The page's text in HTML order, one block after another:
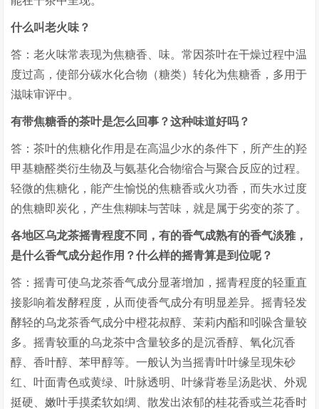
什么叫老火味？
答：老火味常表现为焦糖香、味。常因茶叶在干燥过程中温
度过高，使部分碳水化合物（糖类）转化为焦糖香，多用于
滋味审评中。
有带焦糖香的茶叶是怎么回事？这种味道好吗？
答：茶叶的焦糖化作用是在高温少水的条件下，所产生的羟
甲基糖醛类衍生物及与氨基化合物缩合与聚合反应的过程。
轻微的焦糖化，能产生愉悦的焦糖香或火功香，而失水过度
的焦糖即炭化，产生焦糊味与苦味，就是属于劣变的茶了。
各地区乌龙茶摇青程度不同，有的香气成熟有的香气淡雅，
是什么香气成分起作用？什么样的摇青算是到位呢？
答：摇青可使乌龙茶香气成分显著增加，摇青程度的轻重直
接影响着发酵程度，从而使香气成分有明显差异。摇青轻发
酵轻的乌龙茶香气成分中橙花叔醇、茉莉内酯和吲哚含量较
多。摇青较重的乌龙茶中含量较多的是沉香醇、氧化沉香
醇、香叶醇、苯甲醇等。一般认为当摇青叶叶缘呈现朱砂
红、叶面青色或黄绿、叶脉透明、叶缘背卷呈汤匙状、外观
挺硬、嫩叶手摸柔软如绸、散发出浓郁的桂花香或兰花香时